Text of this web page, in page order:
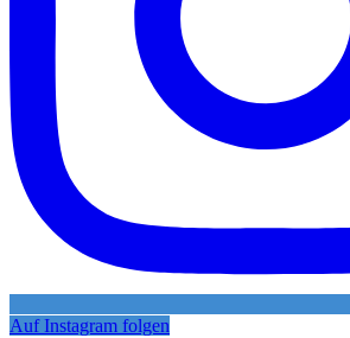
Auf Instagram folgen